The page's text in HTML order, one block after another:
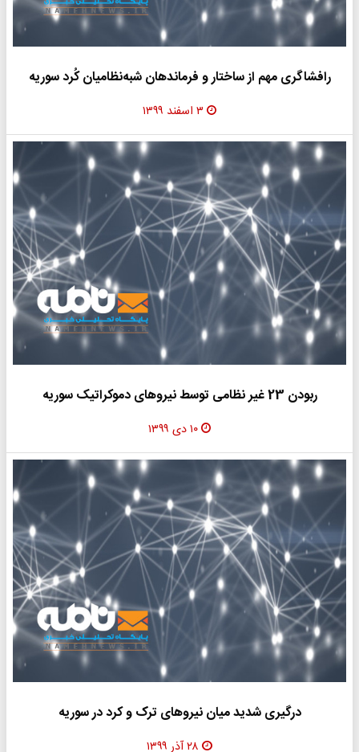
رافشاگری‌ مهم از ساختار و فرماندهان شبه‌نظامیان کُرد سوریه
۳ اسفند ۱۳۹۹
ربودن 23 غیر نظامی توسط نیروهای دموکراتیک سوریه
۱۰ دی ۱۳۹۹
درگیری شدید میان نیروهای ترک و کرد در سوریه
۲۸ آذر ۱۳۹۹